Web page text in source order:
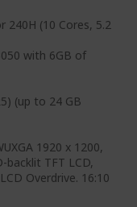
240H (10 Cores, 5.2
with 6GB of
(up to 24 GB
1920 x 1200,
backlit TFT LCD,
Overdrive. 16:10